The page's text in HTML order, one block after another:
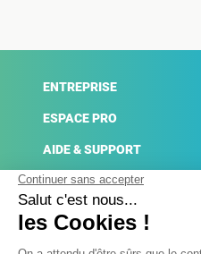
ENTREPRISE
ESPACE PRO
AIDE & SUPPORT
ACTUALITÉS